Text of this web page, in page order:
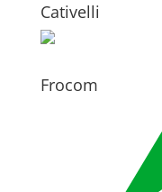
Cativelli
Frocom